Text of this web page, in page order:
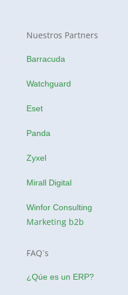
Nuestros Partners
Barracuda
Watchguard
Eset
Panda
Zyxel
Mirall Digital
Winfor Consulting
Marketing b2b
FAQ´s
¿Qúe es un ERP?